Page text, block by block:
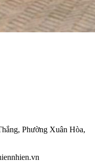
Phường Xuân Hòa,